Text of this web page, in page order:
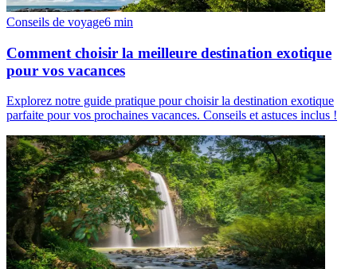
Conseils de voyage6 min
Comment choisir la meilleure destination exotique
pour vos vacances
Explorez notre guide pratique pour choisir la destination exotique
parfaite pour vos prochaines vacances. Conseils et astuces inclus !